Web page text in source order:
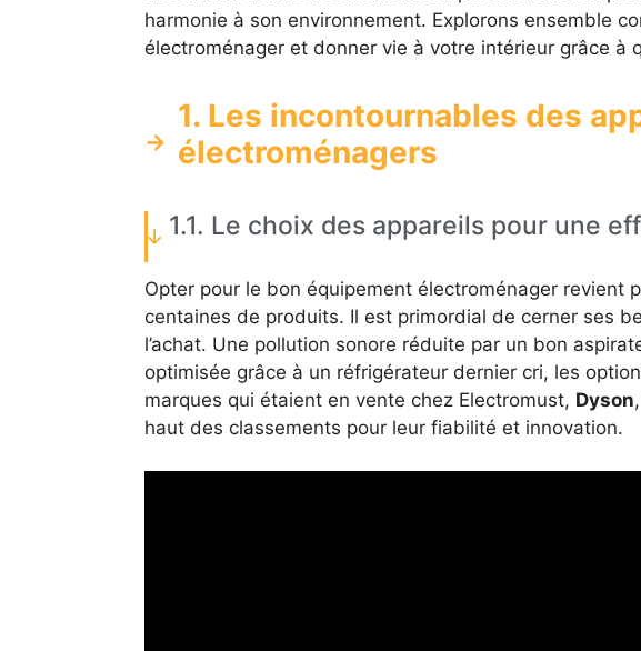
harmonie à son environnement. Explorons ensemble
électroménager et donner vie à votre intérieur grâce à
1. Les incontournables des
électroménagers
1.1. Le choix des appareils pour une
Opter pour le bon équipement électroménager revient
centaines de produits. Il est primordial de cerner ses
l’achat. Une pollution sonore réduite par un bon
optimisée grâce à un réfrigérateur dernier cri, les
marques qui étaient en vente chez Electromust, Dyson,
haut des classements pour leur fiabilité et innovation.